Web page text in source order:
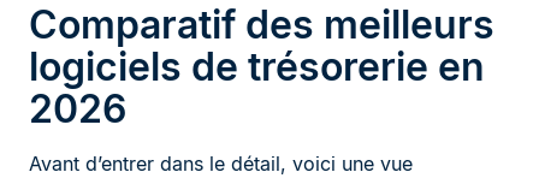
Comparatif des meilleurs
logiciels de trésorerie en
2026
Avant d’entrer dans le détail, voici une vue